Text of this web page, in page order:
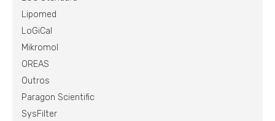
Lipomed
LoGiCal
Mikromol
OREAS
Outros
Paragon Scientific
SysFilter